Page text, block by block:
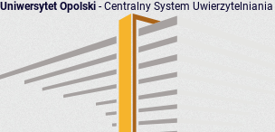
Uniwersytet Opolski - Centralny System Uwierzytelniania